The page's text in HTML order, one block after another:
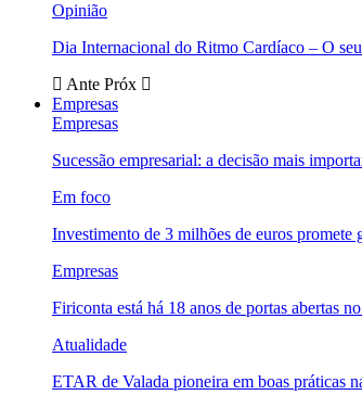
Opinião
Dia Internacional do Ritmo Cardíaco – O
Ante Próx
Empresas
Empresas
Sucessão empresarial: a decisão mais
Em foco
Investimento de 3 milhões de euros promete
Empresas
Firiconta está há 18 anos de portas abertas
Atualidade
ETAR de Valada pioneira em boas práticas